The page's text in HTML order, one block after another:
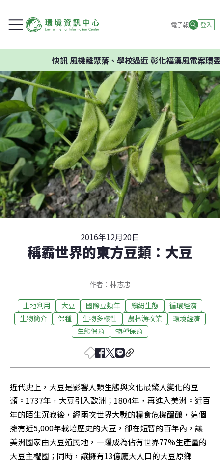
電子報 登入
風機離聚落、學校過近 彰化福漢風電案環委建議
2016年12月20日
稱霸世界的東方豆類：大豆
作者：林志忠
土地利用 大豆 國際豆類年 繽紛生態
循環經濟
生物簡介
保種 生物多樣性 農林漁牧業
環境經濟
生態保育
物種保育
近代史上，大豆是影響人類生態與文化最驚人變化的豆
類。1737年，大豆引入歐洲；1804年，再進入美洲。近百
年的陌生沉寂後，經兩次世界大戰的糧食危機醞釀，這個
擁有近5,000年栽培歷史的大豆，卻在短暫的百年內，讓
美洲國家由大豆殖民地，一躍成為佔有世界77%生產量的
大豆主權國；同時，讓擁有13億龐大人口的大豆原鄉──